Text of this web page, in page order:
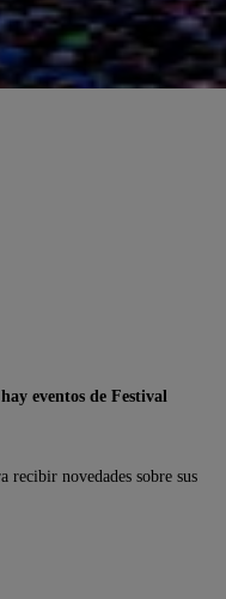
eventos de Festival
recibir novedades sobre sus